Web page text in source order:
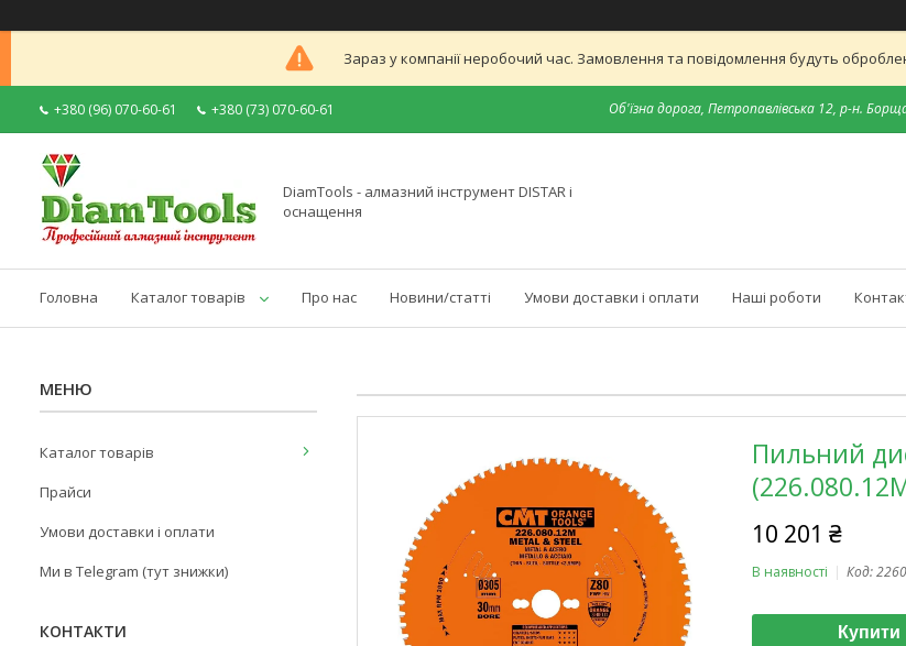
Зараз у компанії неробочий час. Замовлення та повідомлення будуть
+380 (96) 070-60-61 +380 (73) 070-60-61 Об'їзна дорога, Петропавлівська 12, р-н.
DiamTools - алмазний інструмент DISTAR і
оснащення
Головна Каталог товарів Про нас Новини/статті Умови доставки і оплати Наші роботи
Пильний
10 201 ₴
В наявності Код:
Купити
Каталог товарів
Прайси
Умови доставки і оплати
Ми в Telegram (тут знижки)
КОНТАКТИ